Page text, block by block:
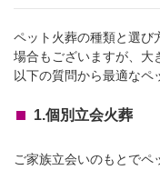
ペット火葬の種類と選び
場合もございますが、大
以下の質問から最適なペ
1.個別立会火葬
ご家族立会いのもとでペ